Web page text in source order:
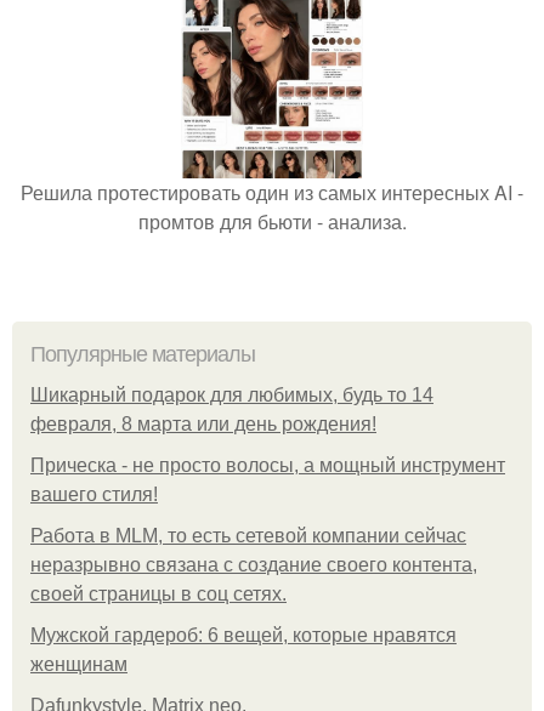
Решила протестировать один из самых интересных AI -
промтов для бьюти - анализа.
Популярные материалы
Шикарный подарок для любимых, будь то 14
февраля, 8 марта или день рождения!
Прическа - не просто волосы, а мощный инструмент
вашего стиля!
Работа в MLM, то есть сетевой компании сейчас
неразрывно связана с создание своего контента,
своей страницы в соц сетях.
Мужской гардероб: 6 вещей, которые нравятся
женщинам
Dafunkystyle. Matrix neo.